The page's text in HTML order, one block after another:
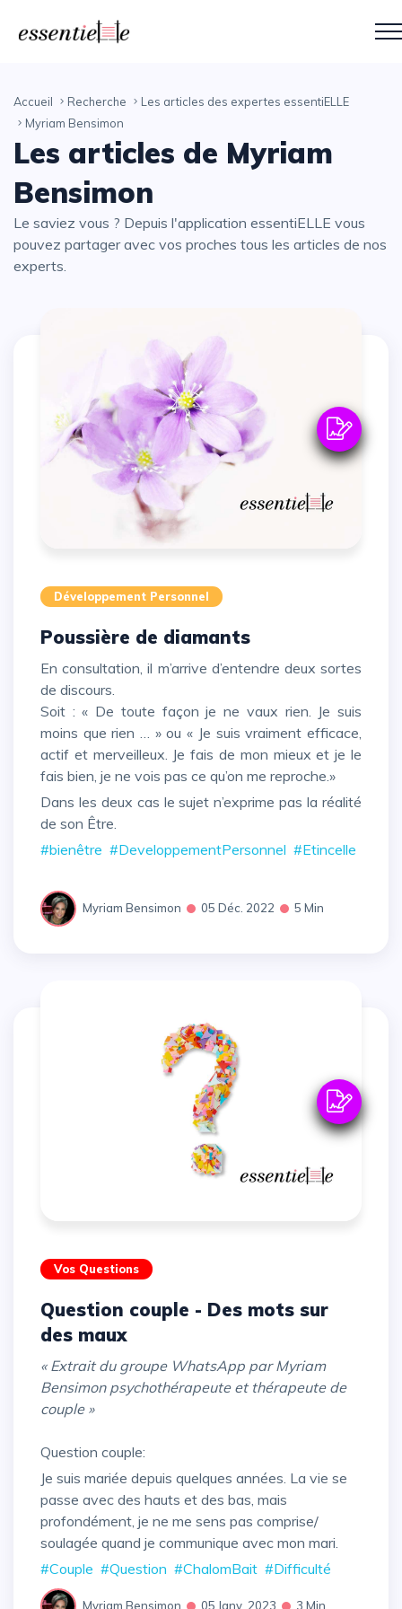
Accueil Recherche
Les articles des expertes essentiELLE
Myriam Bensimon
Les articles de Myriam
Bensimon
Le saviez vous ? Depuis l'application essentiELLE vous
pouvez partager avec vos proches tous les articles de nos
experts.
Développement Personnel
Poussière de diamants
En consultation, il m’arrive d’entendre deux sortes
de discours.
Soit : « De toute façon je ne vaux rien. Je suis
moins que rien … » ou « Je suis vraiment efficace,
actif et merveilleux. Je fais de mon mieux et je le
fais bien, je ne vois pas ce qu’on me reproche.»
Dans les deux cas le sujet n’exprime pas la réalité
de son Être.
#bienêtre #DeveloppementPersonnel #Etincelle
Myriam Bensimon 05 Déc. 2022 5 Min
Vos Questions
Question couple - Des mots sur
des maux
« Extrait du groupe WhatsApp par Myriam
Bensimon psychothérapeute et thérapeute de
couple »
Question couple:
Je suis mariée depuis quelques années. La vie se
passe avec des hauts et des bas, mais
profondément, je ne me sens pas comprise/
soulagée quand je communique avec mon mari.
#Couple #Question #ChalomBait #Difficulté
Myriam Bensimon 05 Janv. 2023 3 Min